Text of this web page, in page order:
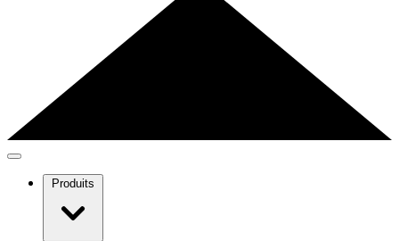
Produits